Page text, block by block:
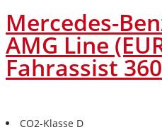
Mercedes-
AMG Line
Fahrassist 360
CO2-Klasse D